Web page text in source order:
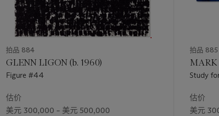
拍品 884
GLENN LIGON (b. 1960)
Figure #44
估价
美元 300,000 – 美元 500,000
拍品 885
MARK
Study
估价
美元